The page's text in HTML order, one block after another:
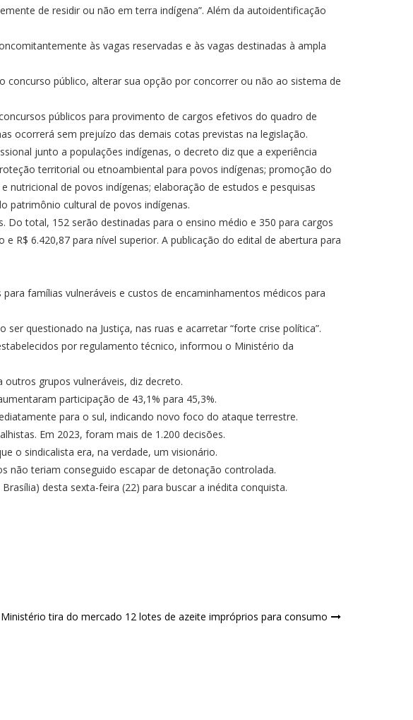
de residir ou não em terra indígena”. Além da autoidentificação
às vagas reservadas e às vagas destinadas à ampla
público, alterar sua opção por concorrer ou não ao sistema de
públicos para provimento de cargos efetivos do quadro de
ocorrerá sem prejuízo das demais cotas previstas na legislação.
junto a populações indígenas, o decreto diz que a experiência
territorial ou etnoambiental para povos indígenas; promoção do
de povos indígenas; elaboração de estudos e pesquisas
patrimônio cultural de povos indígenas.
Do total, 152 serão destinadas para o ensino médio e 350 para cargos
R$ 6.420,87 para nível superior. A publicação do edital de abertura para
famílias vulneráveis e custos de encaminhamentos médicos para
questionado na Justiça, nas ruas e acarretar “forte crise política”.
por regulamento técnico, informou o Ministério da
grupos vulneráveis, diz decreto.
participação de 43,1% para 45,3%.
para o sul, indicando novo foco do ataque terrestre.
Em 2023, foram mais de 1.200 decisões.
o sindicalista era, na verdade, um visionário.
não teriam conseguido escapar de detonação controlada.
desta sexta-feira (22) para buscar a inédita conquista.
Ministério tira do mercado 12 lotes de azeite impróprios para consumo